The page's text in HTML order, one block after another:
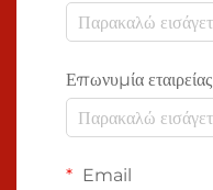
Επωνυμία εταιρείας
Email